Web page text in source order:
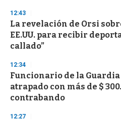
d
s
o
f
3
s
e
c
o
n
12:43
La revelación de Orsi
EE.UU. para recibir
callado”
12:34
Funcionario de la
atrapado con más de $
contrabando
12:27